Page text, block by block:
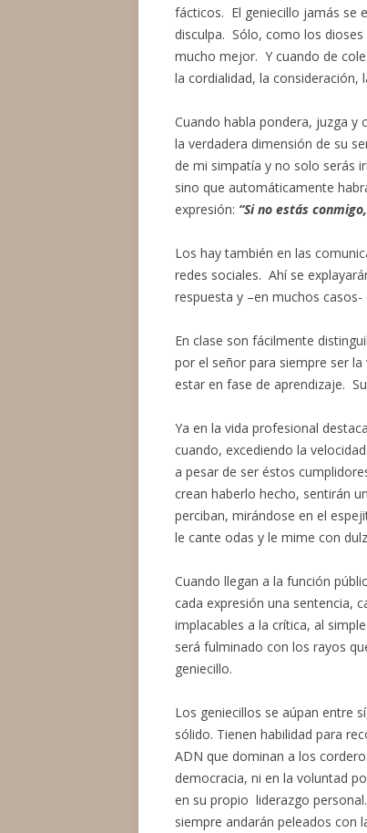
fácticos. El geniecillo jamás se
disculpa. Sólo, como los
mucho mejor. Y cuando de
la cordialidad, la consideración,
Cuando habla pondera, juzga y
la verdadera dimensión de su
de mi simpatía y no solo serás
sino que automáticamente
expresión: “Si no estás
Los hay también en las
redes sociales. Ahí se
respuesta y –en muchos
En clase son fácilmente
por el señor para siempre ser
estar en fase de aprendizaje.
Ya en la vida profesional
cuando, excediendo la
a pesar de ser éstos
crean haberlo hecho, sentirán
perciban, mirándose en el
le cante odas y le mime con
Cuando llegan a la función
cada expresión una sentencia,
implacables a la crítica, al
será fulminado con los rayos
geniecillo.
Los geniecillos se aúpan entre
sólido. Tienen habilidad para
ADN que dominan a los
democracia, ni en la voluntad
en su propio liderazgo
siempre andarán peleados con